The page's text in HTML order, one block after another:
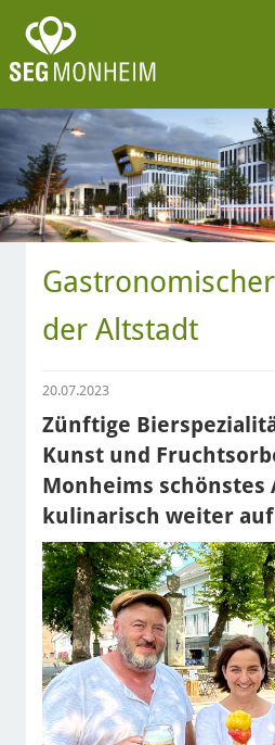
der Altstadt
20.07.2023
Zünftige
Kunst und
Monheims schönstes
kulinarisch weiter auf